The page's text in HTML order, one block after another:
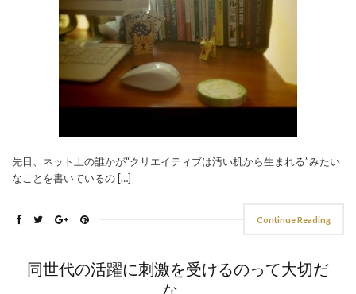
先日、ネット上の誰かが“クリエイティブは汚い机から生まれる”みたい
なことを書いているの […]
Continue Reading
同世代の活躍に刺激を受けるのって大切だ